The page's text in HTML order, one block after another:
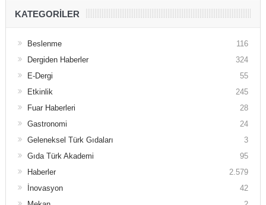
KATEGORILER
Beslenme
116
Dergiden Haberler
324
E-Dergi
55
Etkinlik
245
Fuar Haberleri
28
Gastronomi
24
Geleneksel Türk Gıdaları
3
Gıda Türk Akademi
95
Haberler
2.579
İnovasyon
42